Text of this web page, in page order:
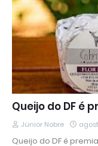
Queijo do DF é
Júnior Nobre
Queijo do DF é